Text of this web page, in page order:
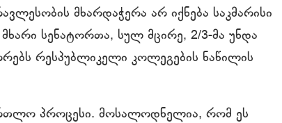
მხარდაჭერა არ იქნება საკმარისი
სენატორთა, სულ მცირე, 2/3-მა უნდა
რესპუბლიკელი კოლეგების ნაწილის
პროცესი. მოსალოდნელია, რომ ეს